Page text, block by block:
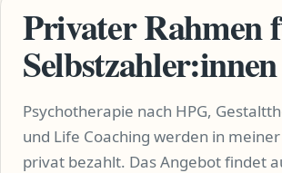
Privater Rahmen
Selbstzahler:innen
Psychotherapie nach HPG,
und Life Coaching werden in
privat bezahlt. Das Angebot findet